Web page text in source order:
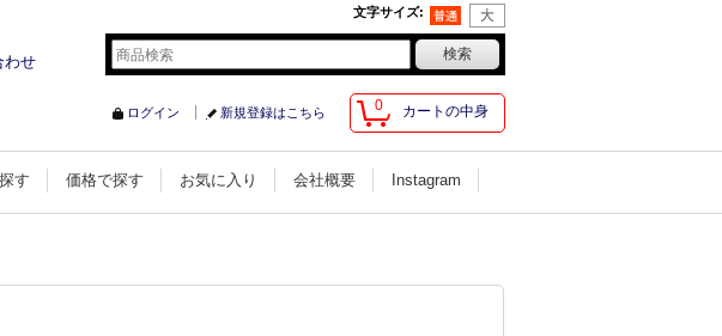
文字サイズ:
せ
0 カートの中身
ログイン 新規登録はこちら
す 価格で探す お気に入り 会社概要 Instagram